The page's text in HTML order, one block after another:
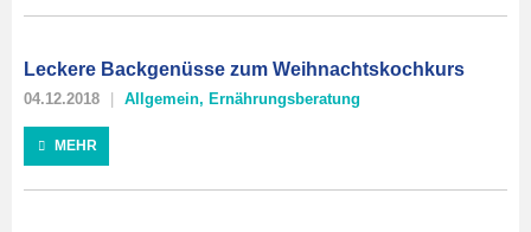
Leckere Backgenüsse zum Weihnachtskochkurs
04.12.2018 Allgemein, Ernährungsberatung
MEHR